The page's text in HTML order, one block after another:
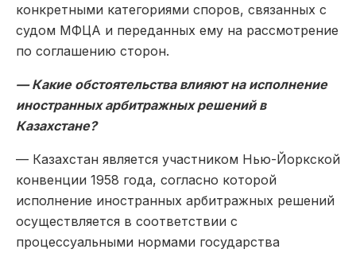
конкретными категориями споров, связанных с
судом МФЦА и переданных ему на рассмотрение
по соглашению сторон.
— Какие обстоятельства влияют на исполнение
иностранных арбитражных решений в
Казахстане?
— Казахстан является участником Нью-Йоркской
конвенции 1958 года, согласно которой
исполнение иностранных арбитражных решений
осуществляется в соответствии с
процессуальными нормами государства